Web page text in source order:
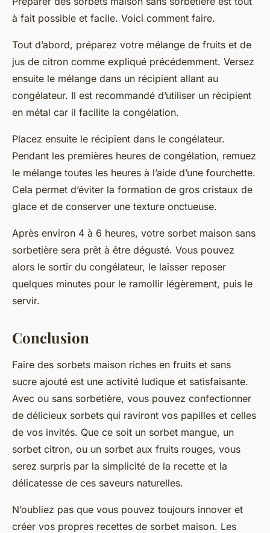
à fait possible et facile. Voici comment faire.
Tout d’abord, préparez votre mélange de fruits et de
jus de citron comme expliqué précédemment. Versez
ensuite le mélange dans un récipient allant au
congélateur. Il est recommandé d’utiliser un récipient
en métal car il facilite la congélation.
Placez ensuite le récipient dans le congélateur.
Pendant les premières heures de congélation, remuez
le mélange toutes les heures à l’aide d’une fourchette.
Cela permet d’éviter la formation de gros cristaux de
glace et de conserver une texture onctueuse.
Après environ 4 à 6 heures, votre sorbet maison sans
sorbetière sera prêt à être dégusté. Vous pouvez
alors le sortir du congélateur, le laisser reposer
quelques minutes pour le ramollir légèrement, puis le
servir.
Conclusion
Faire des sorbets maison riches en fruits et sans
sucre ajouté est une activité ludique et satisfaisante.
Avec ou sans sorbetière, vous pouvez confectionner
de délicieux sorbets qui raviront vos papilles et celles
de vos invités. Que ce soit un sorbet mangue, un
sorbet citron, ou un sorbet aux fruits rouges, vous
serez surpris par la simplicité de la recette et la
délicatesse de ces saveurs naturelles.
N’oubliez pas que vous pouvez toujours innover et
créer vos propres recettes de sorbet maison. Les